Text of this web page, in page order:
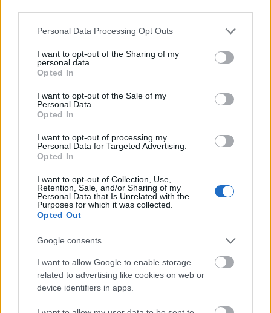
Please note that this website/app uses one or more Google
not limited to your visit or usage behaviour. You may click to
grant or deny consent to Google and its third-party tags to
use your data for below specified purposes in below Google
consent section.
Personal Data Processing Opt Outs
I want to opt-out of the Sharing of my
personal data.
Opted In
I want to opt-out of the Sale of my
Personal Data.
Opted In
I want to opt-out of processing my
Personal Data for Targeted Advertising.
Opted In
I want to opt-out of Collection, Use,
Retention, Sale, and/or Sharing of my
Personal Data that Is Unrelated with the
Purposes for which it was collected.
Opted Out
Google consents
I want to allow Google to enable storage
related to advertising like cookies on web or
device identifiers in apps.
300 ml sűrű tejföl
1 egész tojás
1 tojás a kenéshez
Én egészen egyszerűen a tepertőt késes mixerrel
ledaráltam, és az összes többi hozzávalóval futtatás